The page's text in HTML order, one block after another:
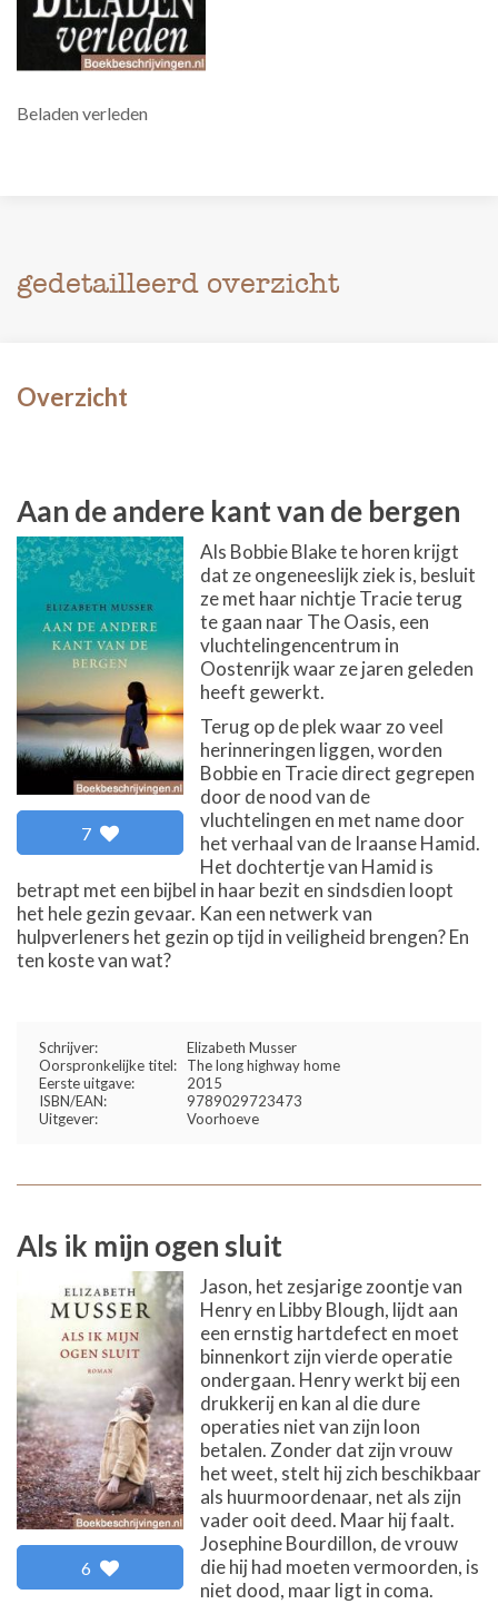
Beladen verleden
gedetailleerd overzicht
Overzicht
Aan de andere kant van de bergen
7
Als Bobbie Blake te horen krijgt
dat ze ongeneeslijk ziek is, besluit
ze met haar nichtje Tracie terug
te gaan naar The Oasis, een
vluchtelingencentrum in
Oostenrijk waar ze jaren geleden
heeft gewerkt.
Terug op de plek waar zo veel
herinneringen liggen, worden
Bobbie en Tracie direct gegrepen
door de nood van de
vluchtelingen en met name door
het verhaal van de Iraanse Hamid.
Het dochtertje van Hamid is
betrapt met een bijbel in haar bezit en sindsdien loopt
het hele gezin gevaar. Kan een netwerk van
hulpverleners het gezin op tijd in veiligheid brengen? En
ten koste van wat?
Schrijver:
Elizabeth Musser
Oorspronkelijke titel:
The long highway home
Eerste uitgave:
2015
ISBN/EAN:
9789029723473
Uitgever:
Voorhoeve
Als ik mijn ogen sluit
6
Jason, het zesjarige zoontje van
Henry en Libby Blough, lijdt aan
een ernstig hartdefect en moet
binnenkort zijn vierde operatie
ondergaan. Henry werkt bij een
drukkerij en kan al die dure
operaties niet van zijn loon
betalen. Zonder dat zijn vrouw
het weet, stelt hij zich beschikbaar
als huurmoordenaar, net als zijn
vader ooit deed. Maar hij faalt.
Josephine Bourdillon, de vrouw
die hij had moeten vermoorden, is
niet dood, maar ligt in coma.